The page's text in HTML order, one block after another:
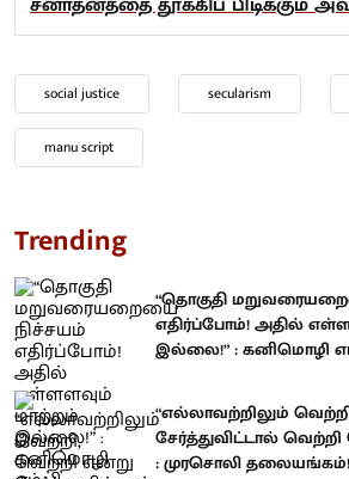
social justice secularism
manu script
Trending
“தொகுதி
எதிர்ப்போம்! அதில்
இல்லை!” : கனிமொழி
“எல்லாவற்றிலும்
சேர்த்துவிட்டால் வெற்றி
: முரசொலி தலையங்கம்!